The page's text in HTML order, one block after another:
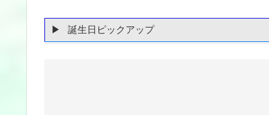
誕生日ピックアップ